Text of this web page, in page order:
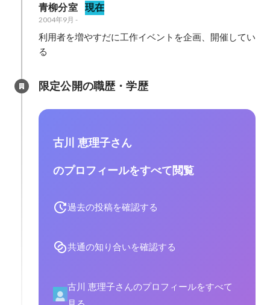
青柳分室 現在
2004年9月 -
利用者を増やすだに工作イベントを企画、開催してい
る
限定公開の職歴・学歴
古川 恵理子さん
のプロフィールをすべて閲覧
過去の投稿を確認する
共通の知り合いを確認する
古川 恵理子さんのプロフィールをすべて